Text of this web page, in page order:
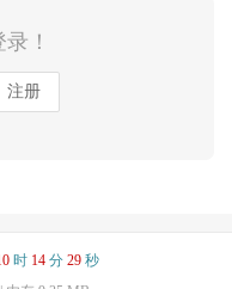
！
注册
时 14分 29秒